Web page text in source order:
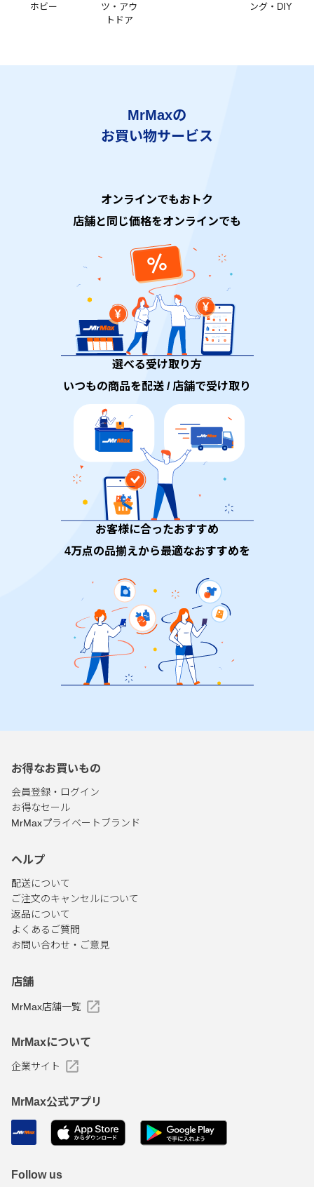
ホビー
ツ・アウ
トドア
ング・DIY
MrMaxの
お買い物サービス
オンラインでもおトク
店舗と同じ価格をオンラインでも
選べる受け取り方
いつもの商品を配送 / 店舗で受け取り
お客様に合ったおすすめ
4万点の品揃えから最適なおすすめを
お得なお買いもの
会員登録・ログイン
お得なセール
MrMaxプライベートブランド
ヘルプ
配送について
ご注文のキャンセルについて
返品について
よくあるご質問
お問い合わせ・ご意見
店舗
MrMax店舗一覧
MrMaxについて
企業サイト
MrMax公式アプリ
Follow us